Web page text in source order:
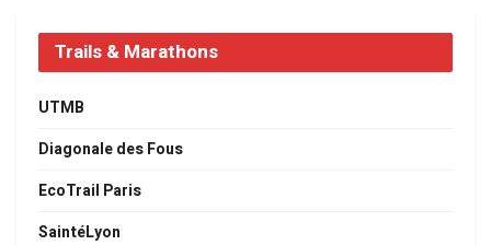
Trails & Marathons
UTMB
Diagonale des Fous
EcoTrail Paris
SaintéLyon